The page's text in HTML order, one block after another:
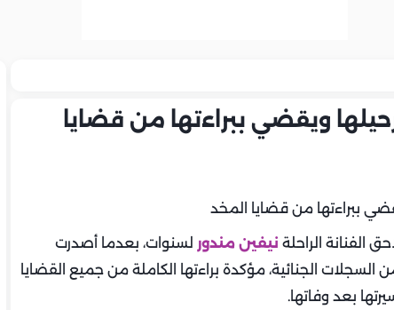
ويقضي ببراءتها من قضايا
الفنانة الراحلة نيفين مندور لسنوات، بعدما أصدرت
الجنائية، مؤكدة براءتها الكاملة من جميع القضايا
بعد وفاتها.